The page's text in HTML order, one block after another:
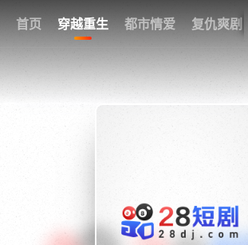
首页 穿越重生 都市情爱 复仇爽剧
我的观影记录